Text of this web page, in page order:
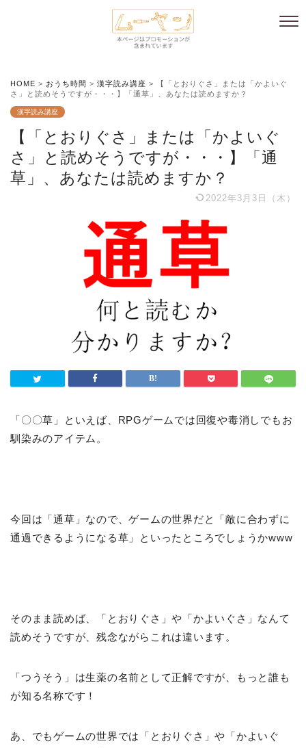
HOME > おうち時間 > 漢字読み講座 >
【「とおりぐさ」または「かよいぐ
さ」と読めそうですが・・・】「通草」、あなたは読めますか？
漢字読み講座
【「とおりぐさ」または「かよいぐ
さ」と読めそうですが・・・】「通
草」、あなたは読めますか？
2022年3月3日（木）
「〇〇草」といえば、RPGゲームでは回復や毒消しでもお
馴染みのアイテム。
今回は「通草」なので、ゲームの世界だと「敵に合わずに
通過できるようになる草」といったところでしょうかwww
そのまま読めば、「とおりぐさ」や「かよいぐさ」なんて
読めそうですが、残念ながらこれは違います。
「つうそう」は生薬の名前として正解ですが、もっと誰も
が知る名称です！
あ、でもゲームの世界では「とおりぐさ」や「かよいぐ